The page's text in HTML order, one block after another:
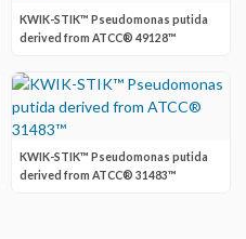
KWIK-STIK™ Pseudomonas putida
derived from ATCC® 49128™
KWIK-STIK™ Pseudomonas putida
derived from ATCC® 31483™